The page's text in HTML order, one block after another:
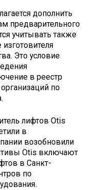
дополнить
предварительного
учитывать также
Это условие
в реестр
по
лифтов Otis
в
возобновили
Otis включают
в Санкт-
по